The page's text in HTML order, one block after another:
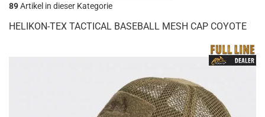
89Artikel in dieser Kategorie
HELIKON-TEX TACTICAL BASEBALL MESH CAP COYOTE